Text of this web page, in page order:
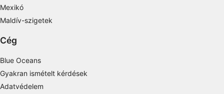
Mexikó
Maldív-szigetek
Cég
Blue Oceans
Gyakran ismételt kérdések
Adatvédelem
Identify devices based on information
actively requested
Performance
Functional